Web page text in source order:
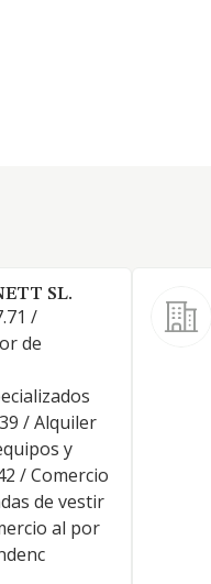
SL.
/
de
/ Alquiler
y
/ Comercio
de vestir
al por